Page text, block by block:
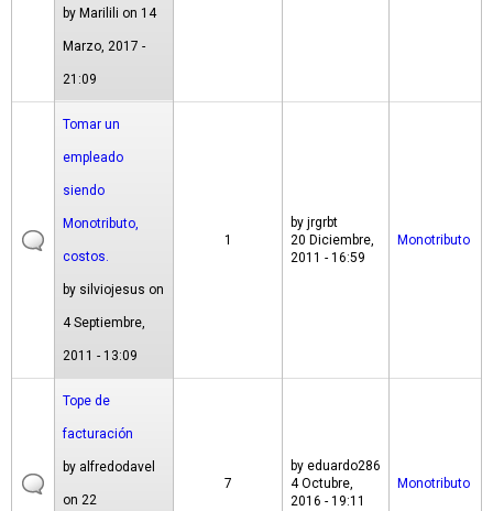
by Marilili on 14
Marzo, 2017 -
21:09
Tomar un
empleado
siendo
Monotributo,
costos.
by silviojesus on
4 Septiembre,
2011 - 13:09
1
by jrgrbt
20 Diciembre,
2011 - 16:59
Monotributo
Tope de
facturación
by alfredodavel
on 22
7
by eduardo286
4 Octubre,
2016 - 19:11
Monotributo